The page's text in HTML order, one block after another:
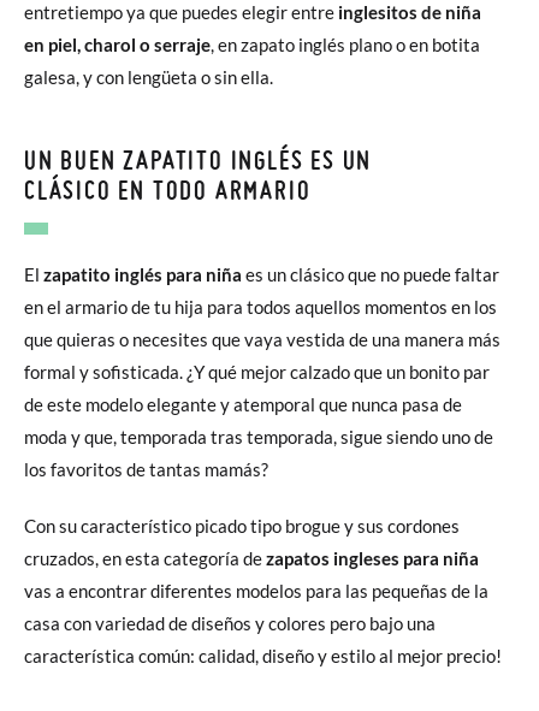
entretiempo ya que puedes elegir entre inglesitos de niña
en piel, charol o serraje, en zapato inglés plano o en botita
galesa, y con lengüeta o sin ella.
UN BUEN ZAPATITO INGLÉS ES UN
CLÁSICO EN TODO ARMARIO
El zapatito inglés para niña es un clásico que no puede faltar
en el armario de tu hija para todos aquellos momentos en los
que quieras o necesites que vaya vestida de una manera más
formal y sofisticada. ¿Y qué mejor calzado que un bonito par
de este modelo elegante y atemporal que nunca pasa de
moda y que, temporada tras temporada, sigue siendo uno de
los favoritos de tantas mamás?
Con su característico picado tipo brogue y sus cordones
cruzados, en esta categoría dezapatos ingleses para niña
vas a encontrar diferentes modelos para las pequeñas de la
casa con variedad de diseños y colores pero bajo una
característica común: calidad, diseño y estilo al mejor precio!